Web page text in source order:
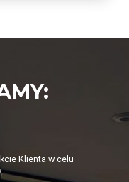
Klienta w celu